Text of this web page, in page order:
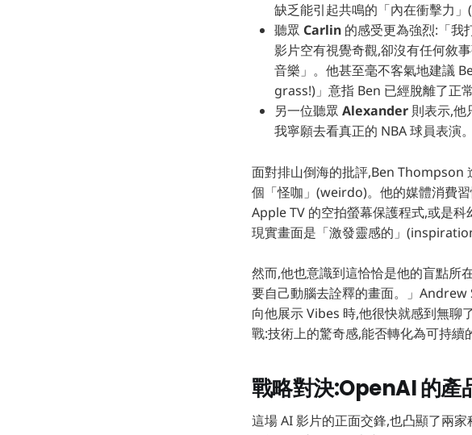
缺乏能引起共鳴的「內在衝擊力」
聽眾 Carlin 的感受更為強烈:「我
影片空有視覺奇觀,卻沒有任何敘
音樂」。他甚至毫不客氣地建議
grass!)」意指 Ben 已經脫離了正常
另一位聽眾 Alexander 則表示,他
我寧願去看真正的 NBA 球員表演。
面對排山倒海的批評,Ben Thompson
個「怪咖」(weirdo)。他的媒體消費
Apple TV 的空拍螢幕保護程式,或是
現實畫面是「激發靈感的」
然而,他也意識到這恰恰是他的盲點所
要自己動腦去詮釋的畫面。」
向他展示 Vibes 時,他很快就感到無聊
戰:技術上的驚奇感,能否轉化為可持續
戰略對決:OpenAI 的產
這場 AI 影片的正面交鋒,也凸顯了兩